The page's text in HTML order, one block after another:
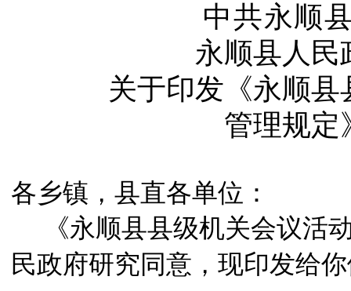
中共永顺
永顺县人民
关于印发《永顺
管理规定
各乡镇，县直各单位：
《永顺县县级机关会议活
民政府研究同意，现印发给